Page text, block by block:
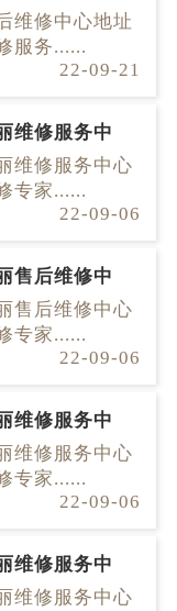
修中心地址
服务......
22-09-21
维修服务中
维修服务中心
专家......
22-09-06
售后维修中
售后维修中心
专家......
22-09-06
维修服务中
维修服务中心
专家......
22-09-06
维修服务中
维修服务中心